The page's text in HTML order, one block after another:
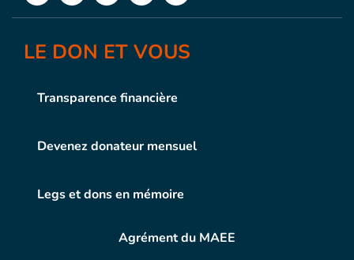
LE DON ET VOUS
Transparence financière
Devenez donateur mensuel
Legs et dons en mémoire
Agrément du MAEE